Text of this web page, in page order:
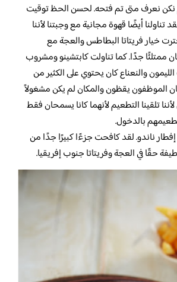
نكن نعرف متى تم فتحه. لحسن الحظ توقيت
تناولنا أيضًا قهوة مجانية مع وجبتنا لأننا
خيار فريتاتا البطاطس والعجة مع
ممتلئًا جدًا. كما تناولت كابتشينو ومشروب
والنعناع كان يحتوي على الكثير من
الموظفون يقظون والمكان لم يكن مشغولاً
تلقينا التطعيم لأنهما كانا يسمحان فقط
بالدخول.
ناندو. لقد كافحت جزءًا كبيرًا جدًا من
حقًا في العجة وفريتاتا جنوب إفريقيا.